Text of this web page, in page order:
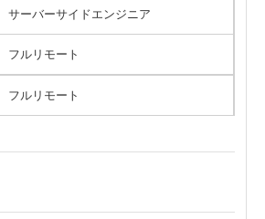
サーバーサイドエンジニア
フルリモート
フルリモート